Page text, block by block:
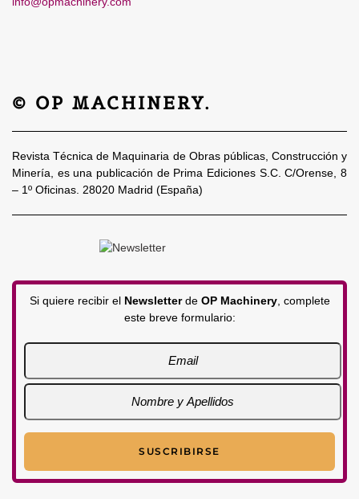
© OP MACHINERY.
Revista Técnica de Maquinaria de Obras públicas, Construcción y
Minería, es una publicación de Prima Ediciones S.C. C/Orense, 8
– 1º Oficinas. 28020 Madrid (España)
Si quiere recibir el Newsletterde OP Machinery, complete
este breve formulario: